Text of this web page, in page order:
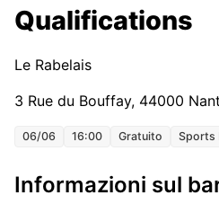
Qualifications
Le Rabelais
3 Rue du Bouffay, 44000
06/06 16:00 Gratuito Sports
Informazioni sul